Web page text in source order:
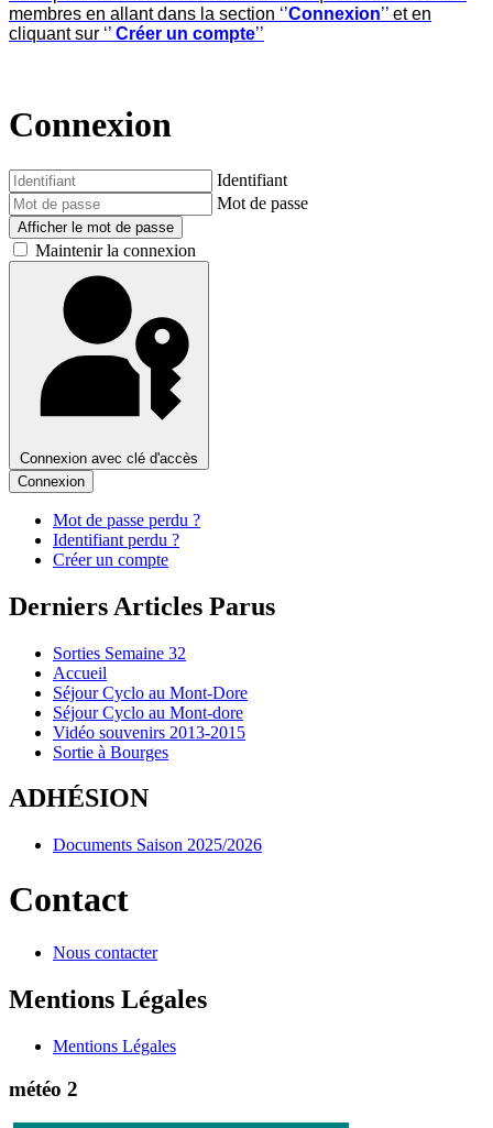
membres en allant dans la section ‘’Connexion’’ et en
cliquant sur ‘’ Créer un compte’’
Connexion
Identifiant
Mot de passe
Afficher le mot de passe
Maintenir la connexion
Connexion avec clé d'accès
Connexion
Mot de passe perdu ?
Identifiant perdu ?
Créer un compte
Derniers Articles Parus
Sorties Semaine 32
Accueil
Séjour Cyclo au Mont-Dore
Séjour Cyclo au Mont-dore
Vidéo souvenirs 2013-2015
Sortie à Bourges
ADHÉSION
Documents Saison 2025/2026
Contact
Nous contacter
Mentions Légales
Mentions Légales
météo 2